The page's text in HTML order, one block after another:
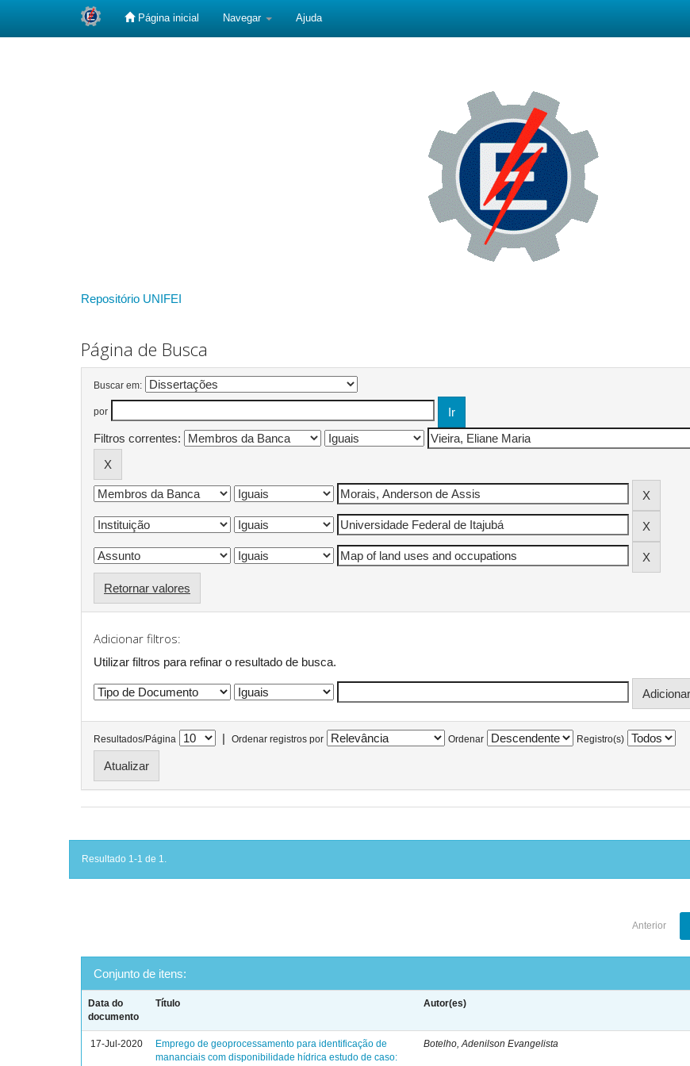
Página inicial Navegar Ajuda
Repositório UNIFEI
Página de Busca
Buscar em:
por
Filtros correntes:
Retornar valores
Adicionar filtros:
Utilizar filtros para refinar o resultado de busca.
Resultados/Página | Ordenar registros por Ordenar Registro(s)
Resultado 1-1 de 1.
Anterior
Conjunto de itens:
Data do
documento
Título Autor(es)
17-Jul-2020
Emprego de geoprocessamento para identificação de
mananciais com disponibilidade hídrica estudo de caso:
Botelho, Adenilson Evangelista